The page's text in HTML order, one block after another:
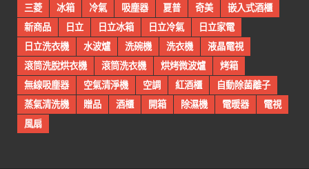
三菱
冰箱 冷氣 吸塵器 夏普 奇美
嵌入式酒櫃
新商品
日立 日立冰箱 日立冷氣
日立家電
日立洗衣機
水波爐 洗碗機 洗衣機
液晶電視
滾筒洗脫烘衣機
滾筒洗衣機 烘烤微波爐
烤箱
無線吸塵器
空氣清淨機 空調 紅酒櫃
自動除菌離子
蒸氣清洗機
贈品 酒櫃 開箱 除濕機 電暖器
電視
風扇